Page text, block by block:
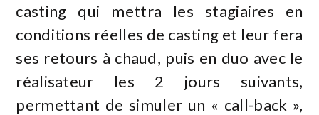
casting qui mettra les stagiaires en
conditions réelles de casting et leur fera
ses retours à chaud, puis en duo avec le
réalisateur les 2 jours suivants,
permettant de simuler un « call-back »,